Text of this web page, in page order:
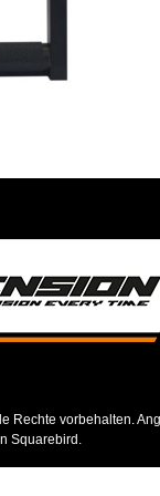
Rechte vorbehalten.
Squarebird .